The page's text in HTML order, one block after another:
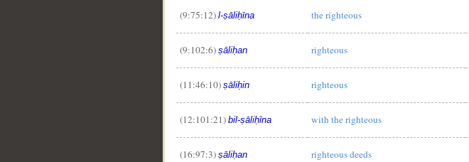
(9:75:12) l-ṣāliḥīna the righteous
(9:102:6) ṣāliḥan righteous
(11:46:10) ṣāliḥin righteous
(12:101:21) bil-ṣāliḥīna with the righteous
(16:97:3) ṣāliḥan righteous deeds